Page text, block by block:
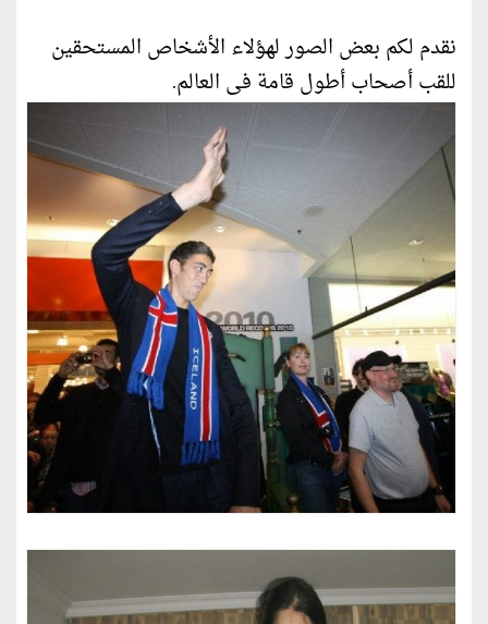
نقدم لكم بعض الصور لهؤلاء الأشخاص المستحقين
للقب أصحاب أطول قامة فى العالم.